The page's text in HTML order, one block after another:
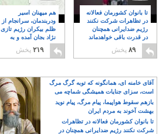
هم میهنان اسیر
ودربندمان، سرانجام از
ظلم بیکران رژیم تازی
نژاد بجان آمده و به
۲۱۹ پخش
تا بانوان کشورمان فعالانه
در تظاهرات شرکت نکنند
رژیم ضدایرانی همچنان
در قدرت باقی خواهدماند
۸
۸۹ پخش
آقای خامنه ای، همانگونه که توبه گرگ مرگ
است، سزای جنایات همیشگی شماچه می
تواند باشد؟!
بازهم سقوط هواپیما، پیام مرگ، پیام نوید
بهشت آخوند به مردم ایران
تا بانوان کشورمان فعالانه در تظاهرات
شرکت نکنند رژیم ضدایرانی همچنان در